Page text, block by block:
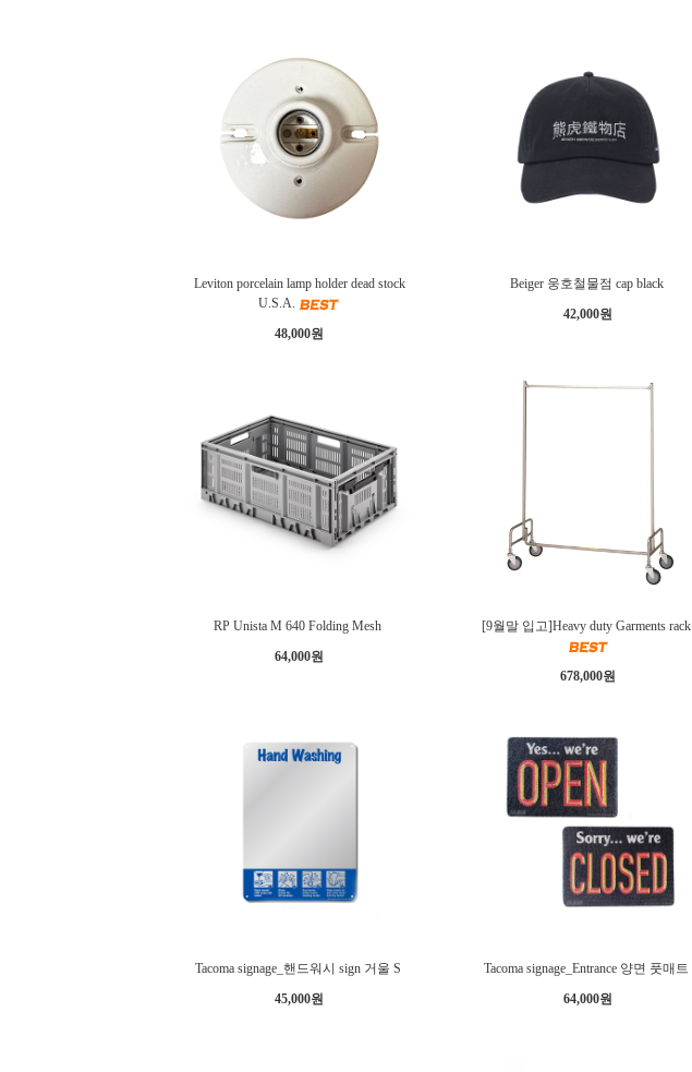
Leviton porcelain lamp holder dead stock
U.S.A.
48,000원
Beiger 웅호철물점 cap black
42,000원
RP Unista M 640 Folding Mesh
64,000원
[9월말 입고]Heavy duty Garments rack
678,000원
Tacoma signage_핸드워시 sign 거울 S
45,000원
Tacoma signage_Entrance 양면 풋매트
64,000원